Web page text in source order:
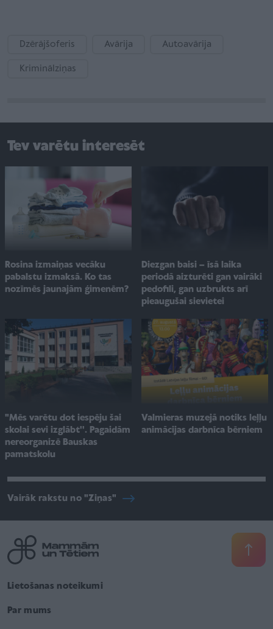
Dzērājšoferis Avārija Autoavārija
Kriminālziņas
Tev varētu interesēt
Rosina izmaiņas vecāku
pabalstu izmaksā. Ko tas
nozīmēs jaunajām ģimenēm?
Diezgan baisi – īsā laika
periodā aizturēti gan vairāki
pedofili, gan uzbrukts arī
pieaugušai sievietei
"Mēs varētu dot iespēju šai
skolai sevi izglābt''. Pagaidām
nereorganizē Bauskas
pamatskolu
Valmieras muzejā notiks leļļu
animācijas darbnīca bērniem
Vairāk rakstu no "Ziņas"
Lietošanas noteikumi
Par mums